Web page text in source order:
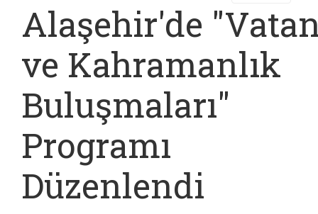
Alaşehir'de
ve Kahramanlık
Buluşmaları"
Programı
Düzenlendi